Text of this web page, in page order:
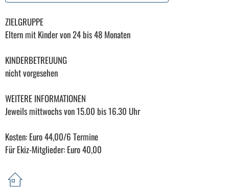
ZIELGRUPPE
Eltern mit Kinder von 24 bis 48 Monaten
KINDERBETREUUNG
nicht vorgesehen
WEITERE INFORMATIONEN
Jeweils mittwochs von 15.00 bis 16.30 Uhr
Kosten: Euro 44,00/6 Termine
Für Ekiz-Mitglieder: Euro 40,00